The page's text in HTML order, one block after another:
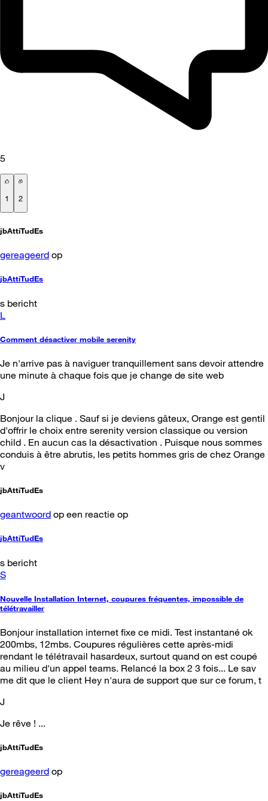
5
1 2
jbAttiTudEs
gereageerd op
jbAttiTudEs
s bericht
L
Comment désactiver mobile serenity
Je n'arrive pas à naviguer tranquillement sans devoir attendre
une minute à chaque fois que je change de site web
J
Bonjour la clique . Sauf si je deviens gâteux, Orange est gentil
d'offrir le choix entre serenity version classique ou version
child . En aucun cas la désactivation . Puisque nous sommes
conduis à être abrutis, les petits hommes gris de chez Orange
v
jbAttiTudEs
geantwoord op een reactie op
jbAttiTudEs
s bericht
S
Nouvelle Installation Internet, coupures fréquentes, impossible de
télétravailler
Bonjour installation internet fixe ce midi. Test instantané ok
200mbs, 12mbs. Coupures régulières cette après-midi
rendant le télétravail hasardeux, surtout quand on est coupé
au milieu d'un appel teams. Relancé la box 2 3 fois... Le sav
me dit que le client Hey n'aura de support que sur ce forum, t
J
Je rêve ! ...
jbAttiTudEs
gereageerd op
jbAttiTudEs